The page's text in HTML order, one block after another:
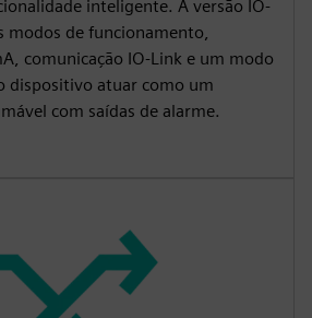
inteligente. A versão IO-
modos de funcionamento,
comunicação IO-Link e um modo
dispositivo atuar como um
com saídas de alarme.